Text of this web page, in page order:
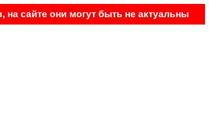
сайте они могут быть не актуальны